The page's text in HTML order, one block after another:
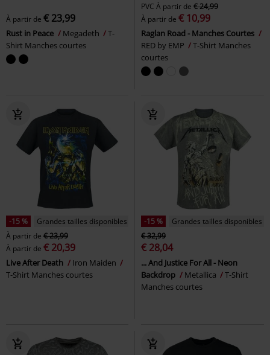
À partir de € 23,99
Rust in Peace Megadeth
T-
Shirt Manches courtes
PVC À partir de € 24,99
À partir de € 10,99
Raglan Road - Manches Courtes
RED by EMP
T-Shirt Manches
courtes
-15 %
Grandes tailles disponibles
À partir de € 23,99
À partir de € 20,39
Live After Death
Iron Maiden
T-Shirt Manches courtes
-15 %
Grandes tailles disponibles
€ 32,99
€ 28,04
... And Justice For All - Neon
Backdrop
Metallica
T-Shirt
Manches courtes